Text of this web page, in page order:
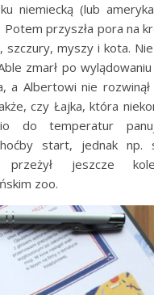
niemiecką (lub
Potem przyszła pora na
szczury, myszy i kota.
zmarł po
a Albertowi nie
czy Łajka, która
do temperatur
start, jednak np.
przeżył jeszcze
zoo.